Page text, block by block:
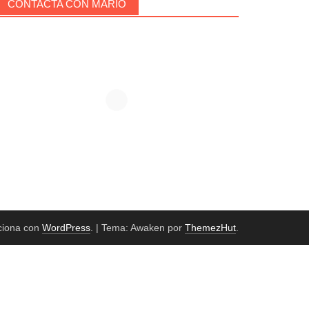
CONTACTA CON MARIO
con WordPress | Tema: Awaken por ThemezHut